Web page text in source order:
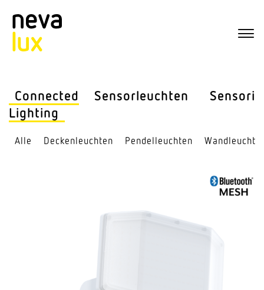
Connected
Lighting
Sensor­leuchten Sensorik
Alle Decken­leuchten Pendel­leuchten